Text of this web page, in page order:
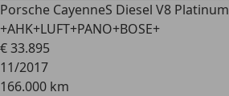
Porsche CayenneS Diesel V8 Platinum
+AHK+LUFT+PANO+BOSE+
€ 33.895
11/2017
166.000 km